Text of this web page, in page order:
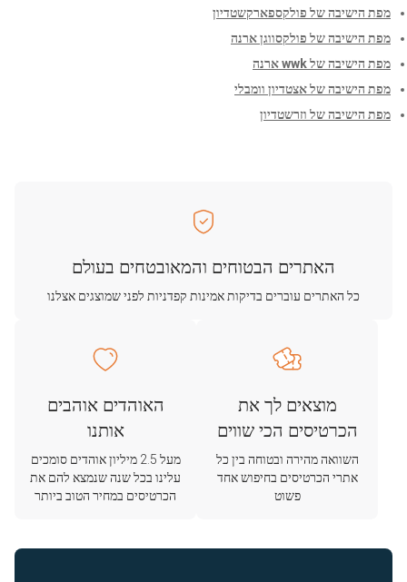
מפת הישיבה של פולקספארקשטדיון
מפת הישיבה של פולקסווגן ארנה
מפת הישיבה של wwk ארנה
מפת הישיבה של אצטדיון וומבלי
מפת הישיבה של וזרשטדיון
האתרים הבטוחים והמאובטחים בעולם
כל האתרים עוברים בדיקות אמינות קפדניות לפני שמוצגים אצלנו
מוצאים לך את
הכרטיסים הכי שווים
השוואה מהירה ובטוחה בין כל
אתרי הכרטיסים בחיפוש אחד
פשוט
האוהדים אוהבים
אותנו
מעל 2.5 מיליון אוהדים סומכים
עלינו בכל שנה שנמצא להם את
הכרטיסים במחיר הטוב ביותר